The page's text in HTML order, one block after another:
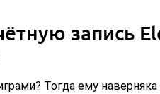
запись
Тогда ему наверняка